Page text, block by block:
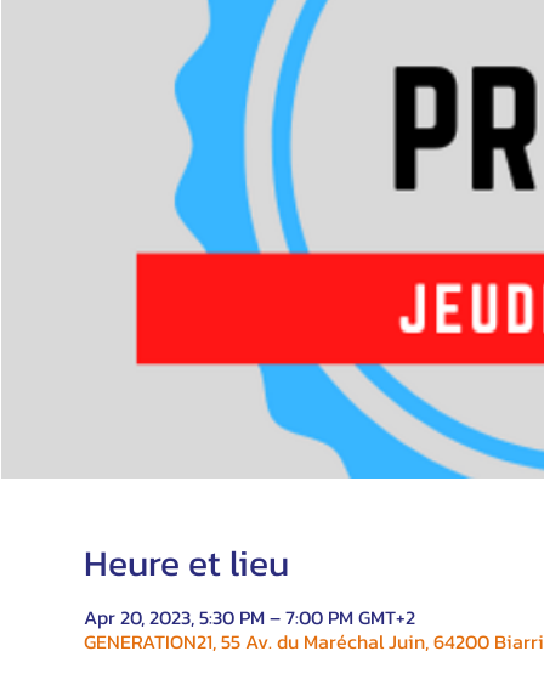
Heure et lieu
Apr 20, 2023, 5:30 PM – 7:00 PM GMT+2
GENERATION21, 55 Av. du Maréchal Juin, 64200